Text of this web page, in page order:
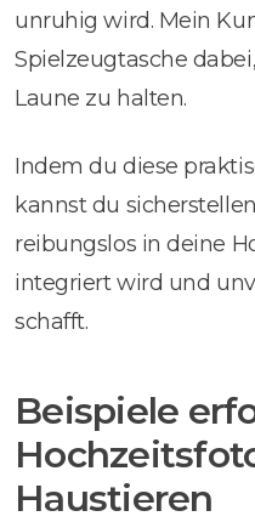
unruhig wird. Mein
Spielzeugtasche
Laune zu halten.
Indem du diese
kannst du
reibungslos in deine
integriert wird und
schafft.
Beispiele
Haustieren